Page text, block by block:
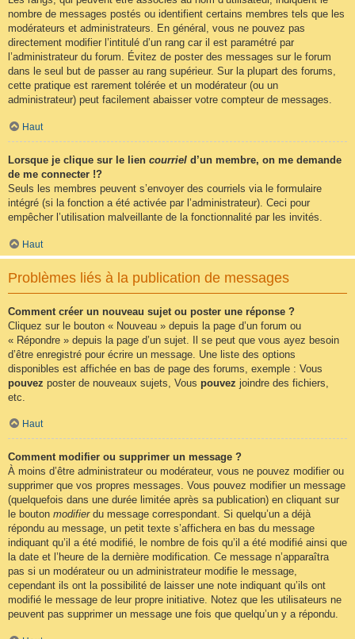
nombre de messages postés ou identifient certains membres tels que les
modérateurs et administrateurs. En général, vous ne pouvez pas
directement modifier l’intitulé d’un rang car il est paramétré par
l’administrateur du forum. Évitez de poster des messages sur le forum
dans le seul but de passer au rang supérieur. Sur la plupart des forums,
cette pratique est rarement tolérée et un modérateur (ou un
administrateur) peut facilement abaisser votre compteur de messages.
Haut
Lorsque je clique sur le lien courriel d’un membre, on me demande
de me connecter !?
Seuls les membres peuvent s’envoyer des courriels via le formulaire
intégré (si la fonction a été activée par l’administrateur). Ceci pour
empêcher l’utilisation malveillante de la fonctionnalité par les invités.
Haut
Problèmes liés à la publication de messages
Comment créer un nouveau sujet ou poster une réponse ?
Cliquez sur le bouton « Nouveau » depuis la page d’un forum ou
« Répondre » depuis la page d’un sujet. Il se peut que vous ayez besoin
d’être enregistré pour écrire un message. Une liste des options
disponibles est affichée en bas de page des forums, exemple : Vous
pouvez poster de nouveaux sujets, Vous pouvez joindre des fichiers,
etc.
Haut
Comment modifier ou supprimer un message ?
À moins d’être administrateur ou modérateur, vous ne pouvez modifier ou
supprimer que vos propres messages. Vous pouvez modifier un message
(quelquefois dans une durée limitée après sa publication) en cliquant sur
le bouton modifierdu message correspondant. Si quelqu’un a déjà
répondu au message, un petit texte s’affichera en bas du message
indiquant qu’il a été modifié, le nombre de fois qu’il a été modifié ainsi que
la date et l’heure de la dernière modification. Ce message n’apparaîtra
pas si un modérateur ou un administrateur modifie le message,
cependant ils ont la possibilité de laisser une note indiquant qu’ils ont
modifié le message de leur propre initiative. Notez que les utilisateurs ne
peuvent pas supprimer un message une fois que quelqu’un y a répondu.